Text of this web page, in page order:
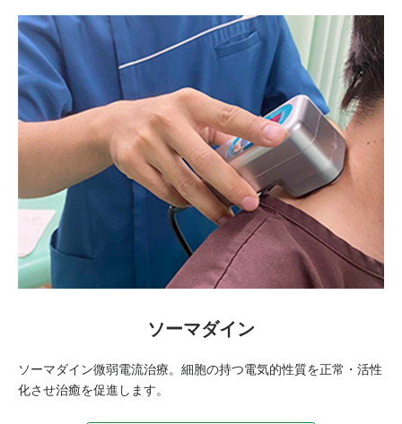
ソーマダイン
ソーマダイン微弱電流治療。細胞の持つ電気的性質を正常・活性
化させ治癒を促進します。